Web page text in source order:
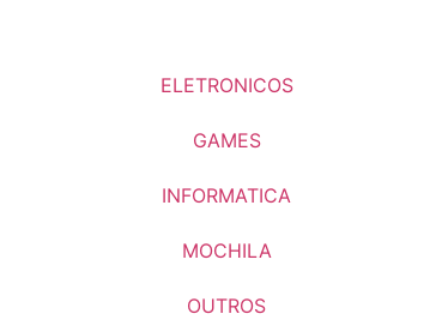
ELETRONICOS
GAMES
INFORMATICA
MOCHILA
OUTROS